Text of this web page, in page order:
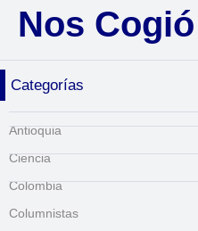
Nos
Categorías
Antioquia
Ciencia
Colombia
Columnistas